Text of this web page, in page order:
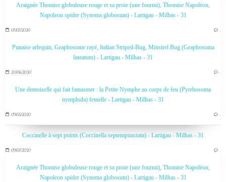
Araignée Thomise globuleuse rouge et sa proie (une fourmi), Thomise Napoléon,
Napoleon spider (Synema globosum) - Lartigau - Milhas - 31
07/07/2020 …
Punaise arlequin, Graphosome rayé, Italian Striped-Bug, Minstrel Bug (Graphosoma
lineatum) - Lartigau - Milhas - 31
20/06/2020 …
Une demoiselle qui fait fantasmer : la Petite Nymphe au corps de feu (Pyrrhosoma
nymphula) femelle - Lartigau - Milhas - 31
09/05/2020 …
Coccinelle à sept points (Coccinella septempunctata) - Lartigau - Milhas - 31
09/07/2020 …
Araignée Thomise globuleuse rouge et sa proie (une fourmi), Thomise Napoléon,
Napoleon spider (Synema globosum) - Lartigau - Milhas - 31